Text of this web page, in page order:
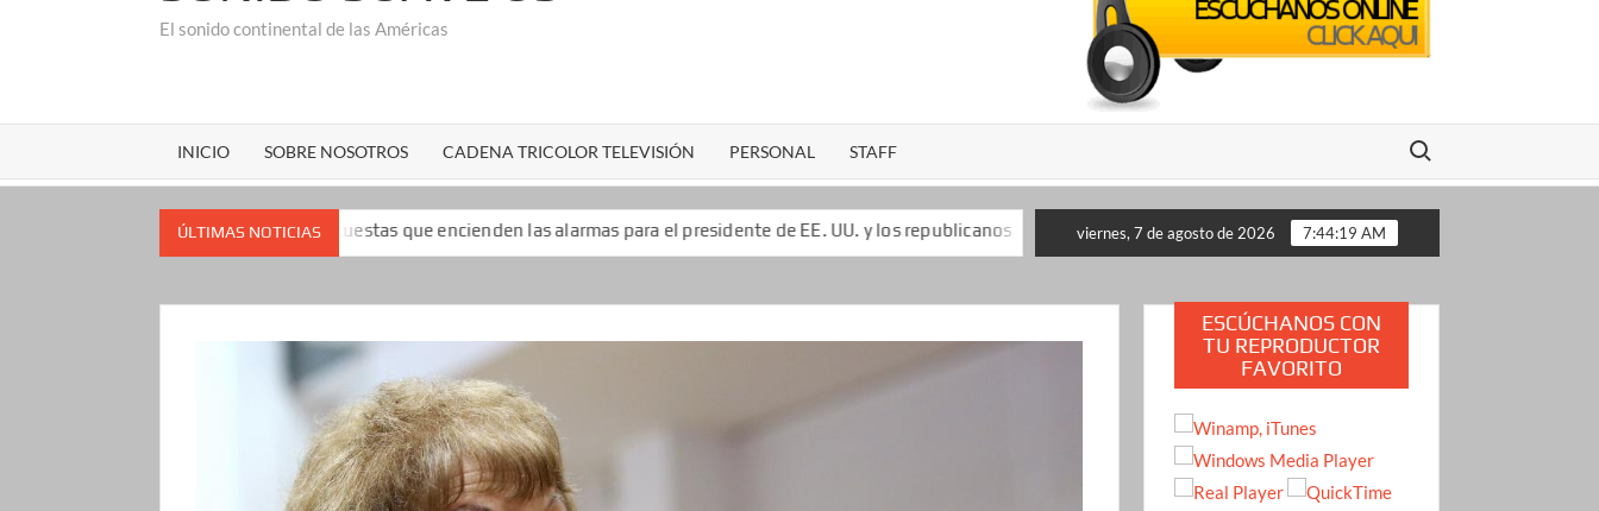
El sonido continental de las Américas
INICIO SOBRE NOSOTROS CADENA TRICOLOR TELEVISIÓN PERSONAL STAFF
Buscar:
ÚLTIMAS NOTICIAS
las encuestas que encienden las alarmas para el presidente de EE. UU. y los republicanos Keiko Fujimori lo propone a Estados Unidos Crimen de la influencer
viernes, 7 de agosto de 2026 7:44:20 AM
ESCÚCHANOS CON
TU REPRODUCTOR
FAVORITO